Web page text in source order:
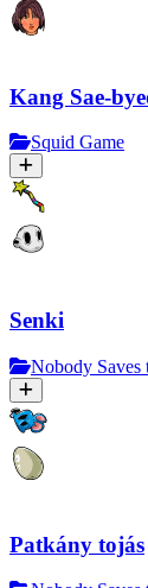
Kang Sae-
Squid Game
Senki
Nobody Saves
Patkány tojás